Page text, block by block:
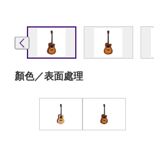
顏色／表面處理